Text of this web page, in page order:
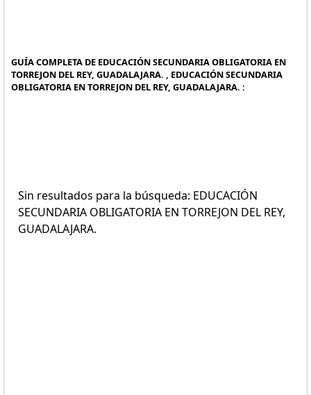
GUÍA COMPLETA DE EDUCACIÓN SECUNDARIA OBLIGATORIA EN
TORREJON DEL REY, GUADALAJARA. , EDUCACIÓN SECUNDARIA
OBLIGATORIA EN TORREJON DEL REY, GUADALAJARA. :
Sin resultados para la búsqueda: EDUCACIÓN
SECUNDARIA OBLIGATORIA EN TORREJON DEL REY,
GUADALAJARA.